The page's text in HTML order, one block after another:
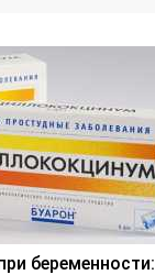
беременности: